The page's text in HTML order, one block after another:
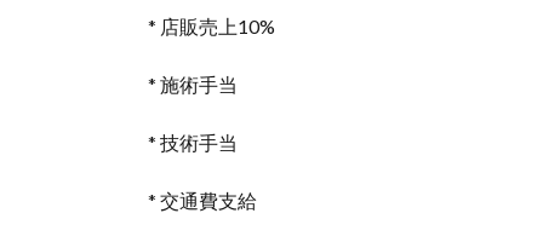
* 店販売上10%
* 施術手当
* 技術手当
* 交通費支給